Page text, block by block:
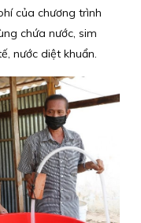
của chương trình
chứa nước, sim
nước diệt khuẩn.